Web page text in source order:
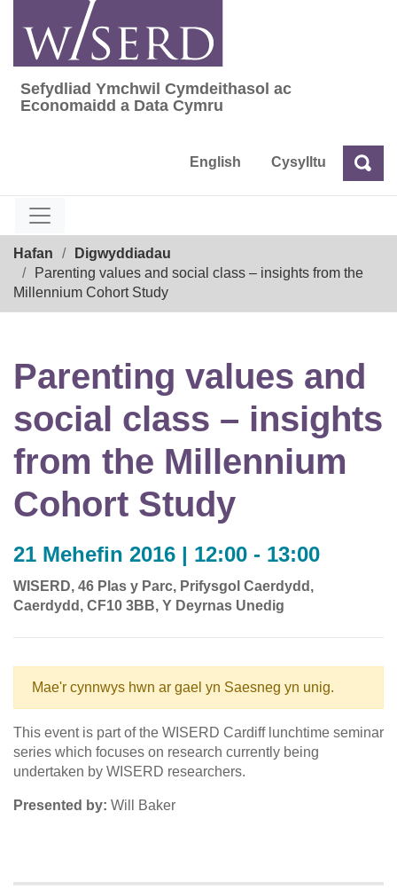
content
Sefydliad Ymchwil Cymdeithasol ac
Sefydliad Ymchwil Cymdeithasol ac
Economaidd a Data Cymru
English Cysylltu Chwilio
Hafan
Digwyddiadau
Parenting values and social class – insights from the
Millennium Cohort Study
Parenting values and
social class – insights
from the Millennium
Cohort Study
21 Mehefin 2016 | 12:00 - 13:00
WISERD, 46 Plas y Parc, Prifysgol Caerdydd,
Caerdydd, CF10 3BB, Y Deyrnas Unedig
Mae'r cynnwys hwn ar gael yn Saesneg yn unig.
This event is part of the WISERD Cardiff lunchtime seminar
series which focuses on research currently being
undertaken by WISERD researchers.
Presented by: Will Baker